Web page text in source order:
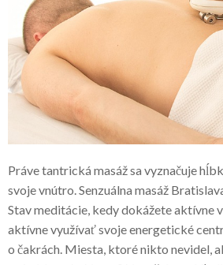
Práve tantrická masáž sa vyznačuje
svoje vnútro.Senzuálna masáž
Stav meditácie, kedy dokážete aktívne
aktívne využívať svoje energetické
o čakrách. Miesta, ktoré nikto nevidel,